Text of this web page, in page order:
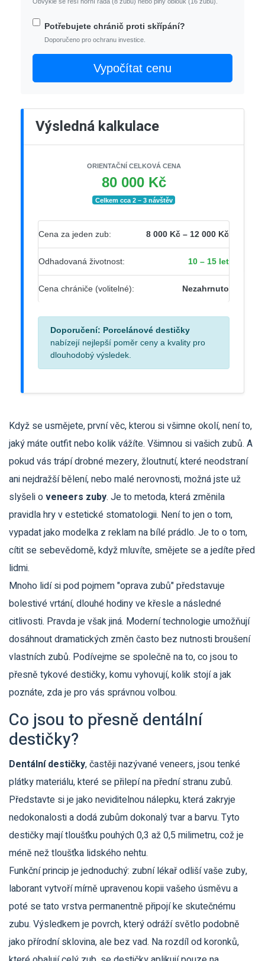
Potřebujete chránič proti skřípání?
Doporučeno pro ochranu investice.
Vypočítat cenu
Výsledná kalkulace
ORIENTAČNÍ CELKOVÁ CENA
80 000 Kč
Celkem cca 2 – 3 návštěv
Cena za jeden zub: 8 000 Kč – 12 000 Kč
Odhadovaná životnost: 10 – 15 let
Cena chrániče (volitelné): Nezahrnuto
Doporučení: Porcelánové destičky
nabízejí nejlepší poměr ceny a kvality pro
dlouhodobý výsledek.
Když se usmějete, první věc, kterou si všimne okolí, není to,
jaký máte outfit nebo kolik vážíte. Všimnou si vašich zubů. A
pokud vás trápí drobné mezery, žloutnutí, které neodstraní
ani nejdražší bělení, nebo malé nerovnosti, možná jste už
slyšeli oveneers zuby. Je to metoda, která změnila
pravidla hry v estetické stomatologii. Není to jen o tom,
vypadat jako modelka z reklam na bílé prádlo. Je to o tom,
cítit se sebevědomě, když mluvíte, smějete se a jedíte před
lidmi.
Mnoho lidí si pod pojmem "oprava zubů" představuje
bolestivé vrtání, dlouhé hodiny ve křesle a následné
citlivosti. Pravda je však jiná. Moderní technologie umožňují
dosáhnout dramatických změn často bez nutnosti broušení
vlastních zubů. Podívejme se společně na to, co jsou to
přesně tykové destičky, komu vyhovují, kolik stojí a jak
poznáte, zda je pro vás správnou volbou.
Co jsou to přesně dentální
destičky?
Dentální destičky, častěji nazývanéveneers, jsou tenké
plátky materiálu, které se přilepí na přední stranu zubů.
Představte si je jako neviditelnou nálepku, která zakryje
nedokonalosti a dodá zubům dokonalý tvar a barvu. Tyto
destičky mají tloušťku pouhých 0,3 až 0,5 milimetru, což je
méně než tloušťka lidského nehtu.
Funkční princip je jednoduchý: zubní lékař odliší vaše zuby,
laborant vytvoří mírně upravenou kopii vašeho úsměvu a
poté se tato vrstva permanentně připojí ke skutečnému
zubu. Výsledkem je povrch, který odráží světlo podobně
jako přírodní sklovina, ale bez vad. Na rozdíl od koronků,